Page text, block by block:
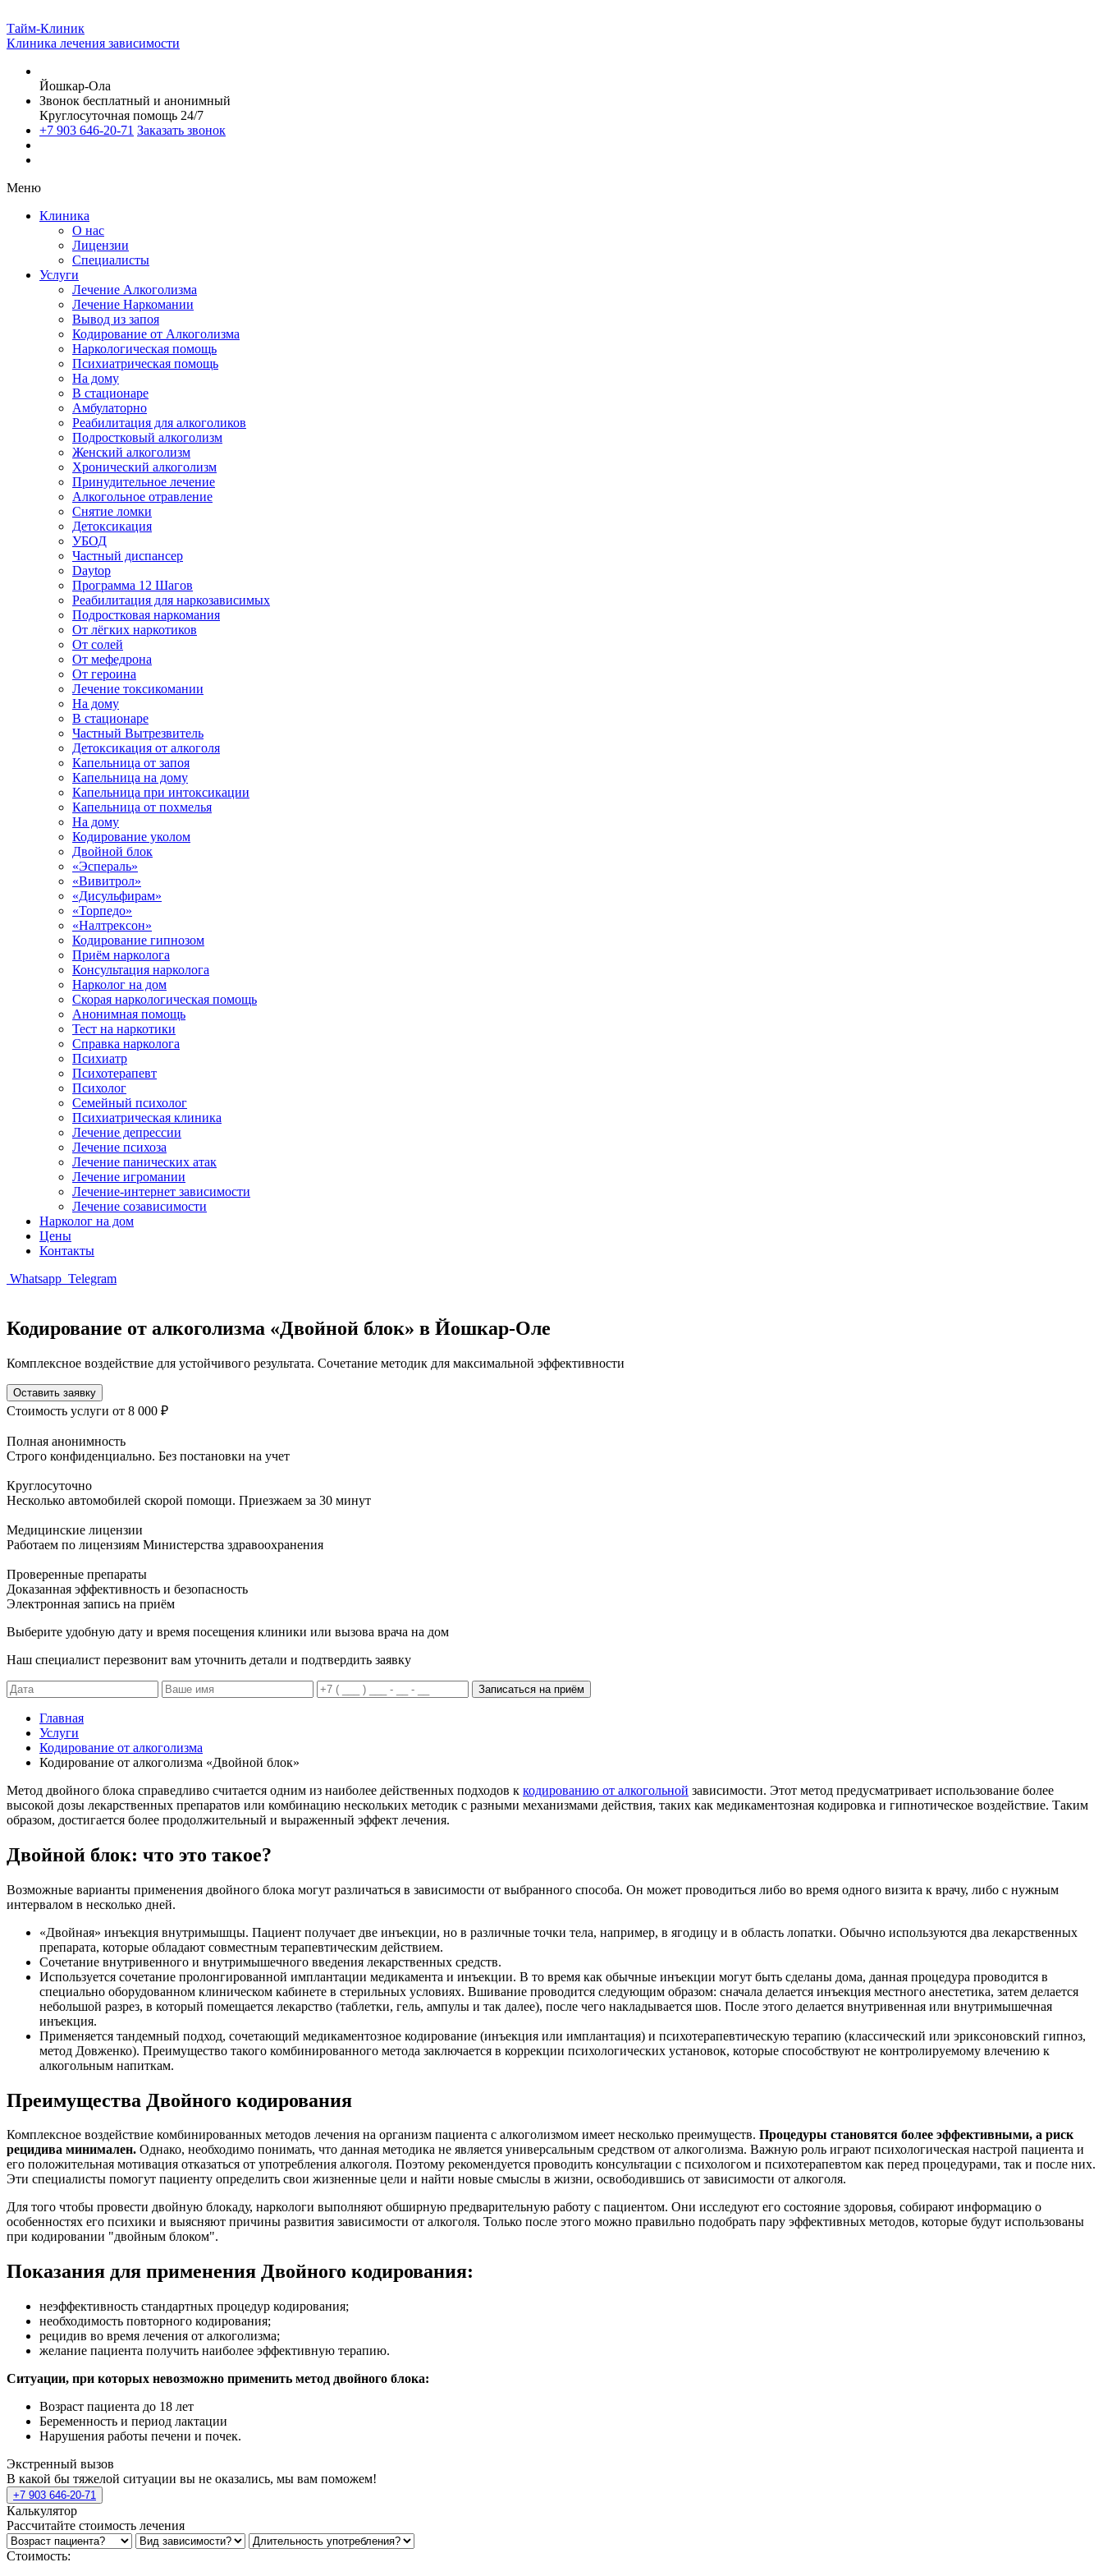
Тайм-Клиник
Клиника лечения зависимости
Йошкар-Ола
Звонок бесплатный и анонимный
Круглосуточная помощь 24/7
+7 903 646-20-71 Заказать звонок
Меню
Клиника
О нас
Лицензии
Специалисты
Услуги
Лечение Алкоголизма
Лечение Наркомании
Вывод из запоя
Кодирование от Алкоголизма
Наркологическая помощь
Психиатрическая помощь
На дому
В стационаре
Амбулаторно
Реабилитация для алкоголиков
Подростковый алкоголизм
Женский алкоголизм
Хронический алкоголизм
Принудительное лечение
Алкогольное отравление
Снятие ломки
Детоксикация
УБОД
Частный диспансер
Daytop
Программа 12 Шагов
Реабилитация для наркозависимых
Подростковая наркомания
От лёгких наркотиков
От солей
От мефедрона
От героина
Лечение токсикомании
На дому
В стационаре
Частный Вытрезвитель
Детоксикация от алкоголя
Капельница от запоя
Капельница на дому
Капельница при интоксикации
Капельница от похмелья
На дому
Кодирование уколом
Двойной блок
«Эспераль»
«Вивитрол»
«Дисульфирам»
«Торпедо»
«Налтрексон»
Кодирование гипнозом
Приём нарколога
Консультация нарколога
Нарколог на дом
Скорая наркологическая помощь
Анонимная помощь
Тест на наркотики
Справка нарколога
Психиатр
Психотерапевт
Психолог
Семейный психолог
Психиатрическая клиника
Лечение депрессии
Лечение психоза
Лечение панических атак
Лечение игромании
Лечение-интернет зависимости
Лечение созависимости
Нарколог на дом
Цены
Контакты
Whatsapp Telegram
Кодирование от алкоголизма «Двойной блок» в Йошкар-Оле
Комплексное воздействие для устойчивого результата. Сочетание методик для максимальной эффективности
Оставить заявку
Стоимость услуги от 8 000 ₽
Полная анонимность
Строго конфиденциально. Без постановки на учет
Круглосуточно
Несколько автомобилей скорой помощи. Приезжаем за 30 минут
Медицинские лицензии
Работаем по лицензиям Министерства здравоохранения
Проверенные препараты
Доказанная эффективность и безопасность
Электронная запись на приём
Выберите удобную дату и время посещения клиники или вызова врача на дом
Наш специалист перезвонит вам уточнить детали и подтвердить заявку
Записаться на приём
Главная
Услуги
Кодирование от алкоголизма
Кодирование от алкоголизма «Двойной блок»
Метод двойного блока справедливо считается одним из наиболее действенных подходов к кодированию от алкогольной зависимости. Этот метод предусматривает использование более
высокой дозы лекарственных препаратов или комбинацию нескольких методик с разными механизмами действия, таких как медикаментозная кодировка и гипнотическое воздействие. Таким
образом, достигается более продолжительный и выраженный эффект лечения.
Двойной блок: что это такое?
Возможные варианты применения двойного блока могут различаться в зависимости от выбранного способа. Он может проводиться либо во время одного визита к врачу, либо с нужным
интервалом в несколько дней.
«Двойная» инъекция внутримышцы. Пациент получает две инъекции, но в различные точки тела, например, в ягодицу и в область лопатки. Обычно используются два лекарственных
препарата, которые обладают совместным терапевтическим действием.
Сочетание внутривенного и внутримышечного введения лекарственных средств.
Используется сочетание пролонгированной имплантации медикамента и инъекции. В то время как обычные инъекции могут быть сделаны дома, данная процедура проводится в
специально оборудованном клиническом кабинете в стерильных условиях. Вшивание проводится следующим образом: сначала делается инъекция местного анестетика, затем делается
небольшой разрез, в который помещается лекарство (таблетки, гель, ампулы и так далее), после чего накладывается шов. После этого делается внутривенная или внутримышечная
инъекция.
Применяется тандемный подход, сочетающий медикаментозное кодирование (инъекция или имплантация) и психотерапевтическую терапию (классический или эриксоновский гипноз,
метод Довженко). Преимущество такого комбинированного метода заключается в коррекции психологических установок, которые способствуют не контролируемому влечению к
алкогольным напиткам.
Преимущества Двойного кодирования
Комплексное воздействие комбинированных методов лечения на организм пациента с алкоголизмом имеет несколько преимуществ. Процедуры становятся более эффективными, а риск
рецидива минимален. Однако, необходимо понимать, что данная методика не является универсальным средством от алкоголизма. Важную роль играют психологическая настрой пациента и
его положительная мотивация отказаться от употребления алкоголя. Поэтому рекомендуется проводить консультации с психологом и психотерапевтом как перед процедурами, так и после них.
Эти специалисты помогут пациенту определить свои жизненные цели и найти новые смыслы в жизни, освободившись от зависимости от алкоголя.
Для того чтобы провести двойную блокаду, наркологи выполняют обширную предварительную работу с пациентом. Они исследуют его состояние здоровья, собирают информацию о
особенностях его психики и выясняют причины развития зависимости от алкоголя. Только после этого можно правильно подобрать пару эффективных методов, которые будут использованы
при кодировании "двойным блоком".
Показания для применения Двойного кодирования:
неэффективность стандартных процедур кодирования;
необходимость повторного кодирования;
рецидив во время лечения от алкоголизма;
желание пациента получить наиболее эффективную терапию.
Ситуации, при которых невозможно применить метод двойного блока:
Возраст пациента до 18 лет
Беременность и период лактации
Нарушения работы печени и почек.
Экстренный вызов
В какой бы тяжелой ситуации вы не оказались, мы вам поможем!
+7 903 646-20-71
Калькулятор
Рассчитайте стоимость лечения
Стоимость: